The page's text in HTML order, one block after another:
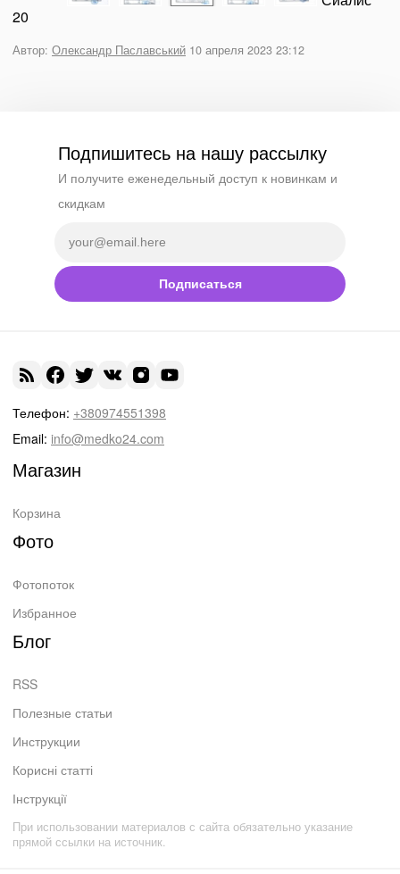
20
Автор: Олександр Паславський 10 апреля 2023 23:12
Подпишитесь на нашу рассылку
И получите еженедельный доступ к новинкам и
скидкам
Подписаться
Телефон: +380974551398
Email: info@medko24.com
Магазин
Корзина
Фото
Фотопоток
Избранное
Блог
RSS
Полезные статьи
Инструкции
Корисні статті
Інструкції
При использовании материалов с сайта обязательно указание
прямой ссылки на источник.